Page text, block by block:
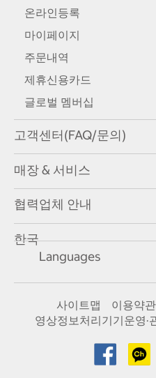
온라인등록
마이페이지
주문내역
제휴신용카드
글로벌 멤버십
고객센터(FAQ/문의)
매장 & 서비스
협력업체 안내
한국
Languages
사이트맵 이용약관
영상정보처리기기운영·